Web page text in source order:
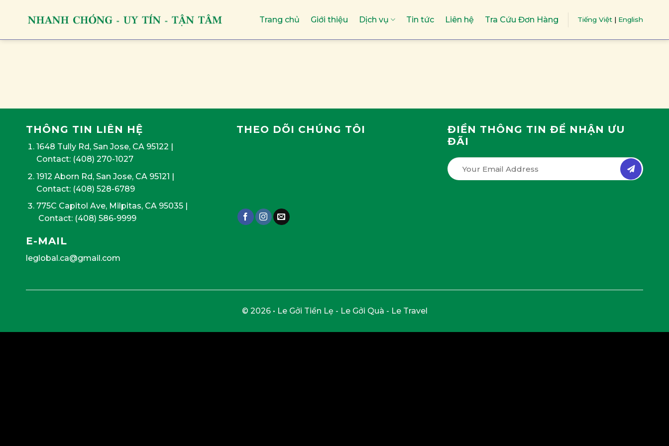
Trang chủ Giới thiệu Dịch vụ Tin tức Liên hệ Tra Cứu Đơn Hàng Tiếng Việt | English
THÔNG TIN LIÊN HỆ
1648 Tully Rd, San Jose, CA 95122 |
Contact: (408) 270-1027
1912 Aborn Rd, San Jose, CA 95121 |
Contact: (408) 528-6789
775C Capitol Ave, Milpitas, CA 95035|
Contact: (408) 586-9999
E-MAIL
leglobal.ca@gmail.com
THEO DÕI CHÚNG TÔI
ĐIỀN THÔNG TIN ĐỂ NHẬN ƯU
ĐÃI
© 2026 • Le Gởi Tiền Lẹ - Le Gởi Quà - Le Travel